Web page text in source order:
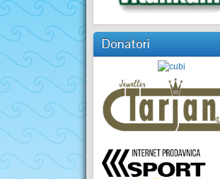
Donatori